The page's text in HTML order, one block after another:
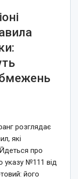
розглядає
які
про
указу №111 від
його